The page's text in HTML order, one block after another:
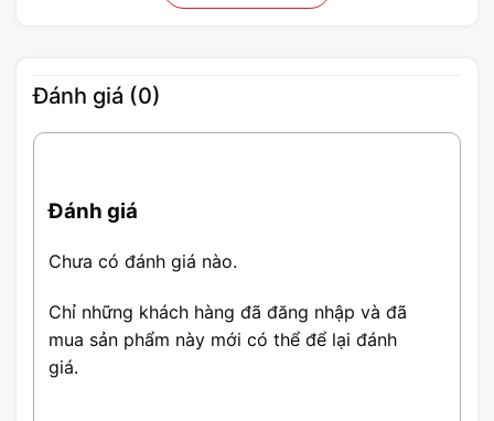
Bo mạch chủ Asus Prime A620M-E
Đánh giá (0)
Đánh giá
Chưa có đánh giá nào.
Chỉ những khách hàng đã đăng nhập và đã
mua sản phẩm này mới có thể để lại đánh
giá.